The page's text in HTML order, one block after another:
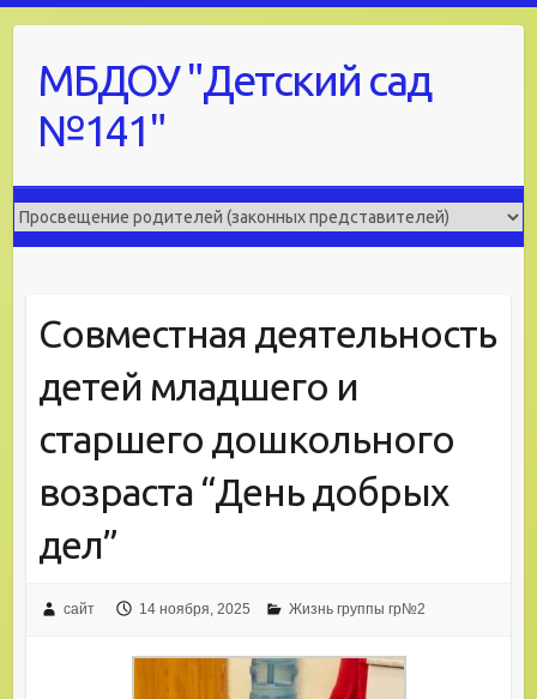
contentМБДОУ "Детский сад
№141"
Совместная деятельность
детей младшего и
старшего дошкольного
возраста “День добрых
дел”
сайт 14 ноября, 2025 Жизнь группы гр№2